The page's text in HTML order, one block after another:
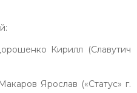
Кирилл (Славутич
Ярослав («Статус» г.